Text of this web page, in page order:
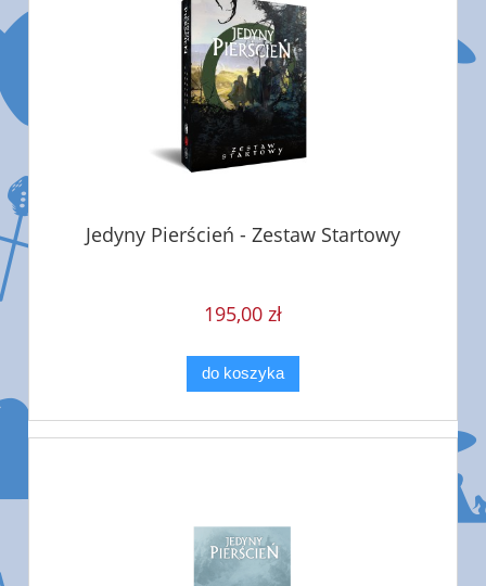
Jedyny Pierścień - Zestaw Startowy
195,00 zł
do koszyka